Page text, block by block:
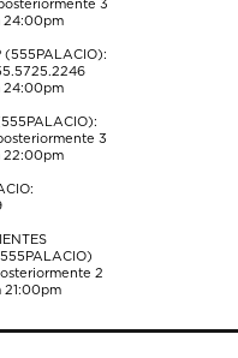
3
24:00pm
(555PALACIO):
24:00pm
3
22:00pm
2
21:00pm